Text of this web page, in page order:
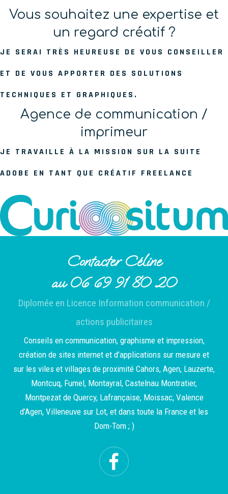
Vous souhaitez une expertise et
un regard créatif ?
JE SERAI TRÈS HEUREUSE DE VOUS CONSEILLER
ET DE VOUS APPORTER DES SOLUTIONS
TECHNIQUES ET GRAPHIQUES.
Agence de communication /
imprimeur
JE TRAVAILLE À LA MISSION SUR LA SUITE
ADOBE EN TANT QUE CRÉATIF FREELANCE
Contacter Céline
au 06 69 91 80 20
Diplomée en Licence Information communication /
actions publicitaires
Conseils en communication, graphisme et impression,
création de sites internet et d’applications sur mesure et
sur les viles et villages de proximité Cahors, Agen, Lauzerte,
Montcuq, Fumel, Montayral, Castelnau Montratier,
Montpezat de Quercy, Lafrançaise, Moissac, Valence
d’Agen, Villeneuve sur Lot, et dans toute la France et les
Dom-Tom ; )